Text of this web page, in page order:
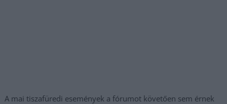
A mai tiszafüredi események a fórumot követően sem érnek